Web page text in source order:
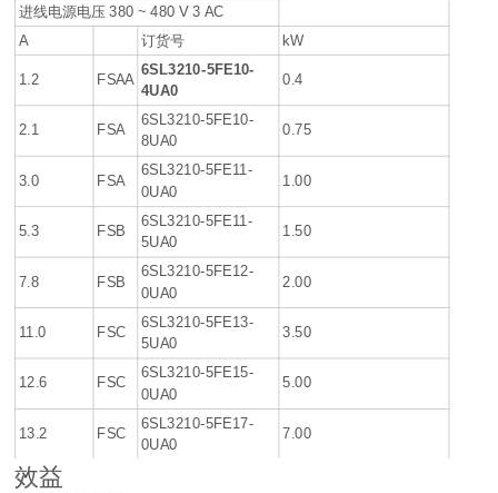
进线电源电压 380 ~ 480 V 3 AC
A
订货号 kW
1.2 FSAA
6SL3210-5FE10-
4UA0
0.4
2.1 FSA
6SL3210-5FE10-
8UA0
0.75
3.0 FSA
6SL3210-5FE11-
0UA0
1.00
5.3 FSB
6SL3210-5FE11-
5UA0
1.50
7.8 FSB
6SL3210-5FE12-
0UA0
2.00
11.0 FSC
6SL3210-5FE13-
5UA0
3.50
12.6 FSC
6SL3210-5FE15-
0UA0
5.00
13.2 FSC
6SL3210-5FE17-
0UA0
7.00
效益